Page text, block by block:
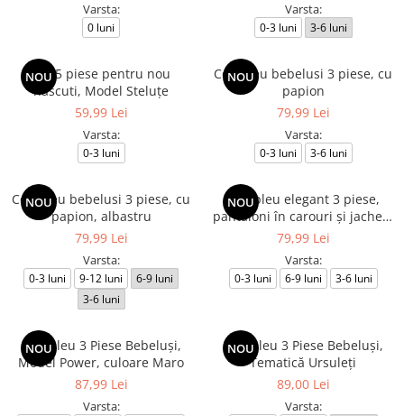
Varsta:
0 luni
Deschis
Varsta:
0-3 luni 3-6 luni
NOU
Set 5 piese pentru nou
nascuti, Model Steluțe
59,99 Lei
Varsta:
0-3 luni
NOU
Compleu bebelusi 3 piese, cu
papion
79,99 Lei
Varsta:
0-3 luni 3-6 luni
NOU
Compleu bebelusi 3 piese, cu
papion, albastru
79,99 Lei
Varsta:
0-3 luni 9-12 luni
6-9 luni
3-6 luni
NOU
Compleu elegant 3 piese,
pantaloni în carouri și jachetă
cu papion, albastru
79,99 Lei
Varsta:
0-3 luni 6-9 luni 3-6 luni
NOU
Compleu 3 Piese Bebeluși,
Model Power, culoare Maro
87,99 Lei
Varsta:
NOU
Compleu 3 Piese Bebeluși,
Tematică Ursuleți
89,00 Lei
Varsta: